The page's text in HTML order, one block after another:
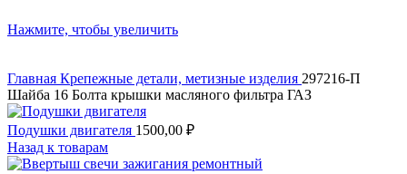
Нажмите, чтобы увеличить
Главная Крепежные детали, метизные изделия 297216-П
Шайба 16 Болта крышки масляного фильтра ГАЗ
Подушки двигателя 1500,00 ₽
Назад к товарам